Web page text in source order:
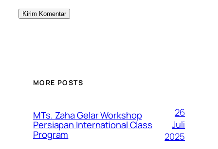
MORE POSTS
MTs. Zaha Gelar Workshop
Persiapan International Class
Program
26
Juli
2025